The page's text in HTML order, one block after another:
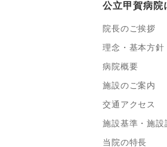
公立甲賀病院
院長のご挨拶
理念・基本方針
病院概要
施設のご案内
交通アクセス
施設基準・施設
当院の特長